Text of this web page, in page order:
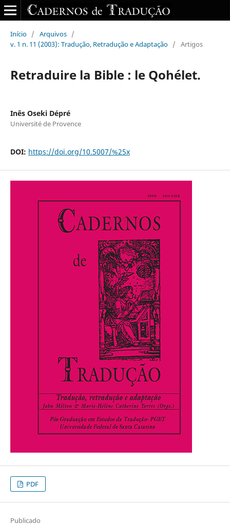
Início / Arquivos /
v. 1 n. 11 (2003): Tradução, Retradução e Adaptação / Artigos
Retraduire la Bible : le Qohélet.
Inês Oseki Dépré
Université de Provence
DOI: https://doi.org/10.5007/%25x
PDF
Publicado